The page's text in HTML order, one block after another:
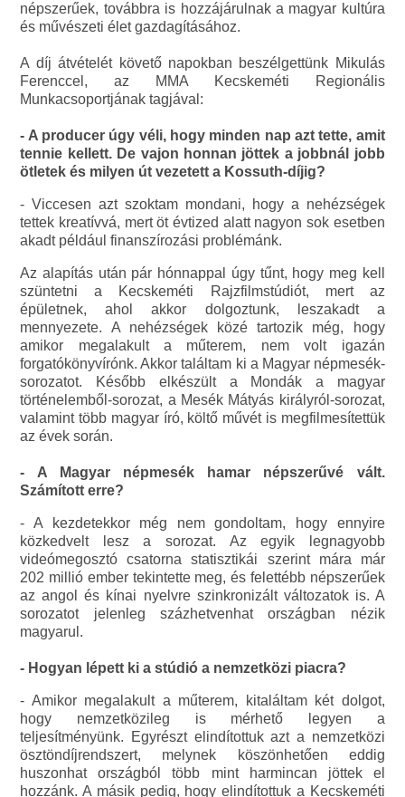
népszerűek, továbbra is hozzájárulnak a magyar kultúra
és művészeti élet gazdagításához.
A díj átvételét követő napokban beszélgettünk Mikulás
Ferenccel, az MMA Kecskeméti Regionális
Munkacsoportjának tagjával:
- A producer úgy véli, hogy minden nap azt tette, amit
tennie kellett. De vajon honnan jöttek a jobbnál jobb
ötletek és milyen út vezetett a Kossuth-díjig?
- Viccesen azt szoktam mondani, hogy a nehézségek
tettek kreatívvá, mert öt évtized alatt nagyon sok esetben
akadt például finanszírozási problémánk.
Az alapítás után pár hónnappal úgy tűnt, hogy meg kell
szüntetni a Kecskeméti Rajzfilmstúdiót, mert az
épületnek, ahol akkor dolgoztunk, leszakadt a
mennyezete. A nehézségek közé tartozik még, hogy
amikor megalakult a műterem, nem volt igazán
forgatókönyvírónk. Akkor találtam ki a Magyar népmesék-
sorozatot. Később elkészült a Mondák a magyar
történelemből-sorozat, a Mesék Mátyás királyról-sorozat,
valamint több magyar író, költő művét is megfilmesítettük
az évek során.
- A Magyar népmesék hamar népszerűvé vált.
Számított erre?
- A kezdetekkor még nem gondoltam, hogy ennyire
közkedvelt lesz a sorozat. Az egyik legnagyobb
videómegosztó csatorna statisztikái szerint mára már
202 millió ember tekintette meg, és felettébb népszerűek
az angol és kínai nyelvre szinkronizált változatok is. A
sorozatot jelenleg százhetvenhat országban nézik
magyarul.
- Hogyan lépett ki a stúdió a nemzetközi piacra?
- Amikor megalakult a műterem, kitaláltam két dolgot,
hogy nemzetközileg is mérhető legyen a
teljesítményünk. Egyrészt elindítottuk azt a nemzetközi
ösztöndíjrendszert, melynek köszönhetően eddig
huszonhat országból több mint harmincan jöttek el
hozzánk. A másik pedig, hogy elindítottuk a Kecskeméti